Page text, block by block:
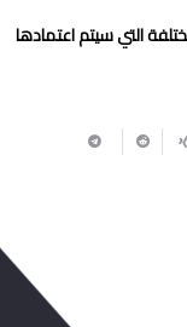
التي سيتم اعتمادها